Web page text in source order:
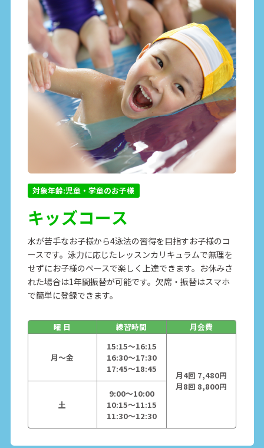
対象年齢:児童・学童のお子様
キッズコース
水が苦手なお子様から4泳法の習得を目指すお子様のコ
ースです。泳力に応じたレッスンカリキュラムで無理を
せずにお子様のペースで楽しく上達できます。お休みさ
れた場合は1年間振替が可能です。欠席・振替はスマホ
で簡単に登録できます。
曜 日 練習時間 月会費
月〜金
15:15～16:15
16:30～17:30
17:45～18:45
月4回 7,480円
月8回 8,800円
土
9:00～10:00
10:15～11:15
11:30～12:30